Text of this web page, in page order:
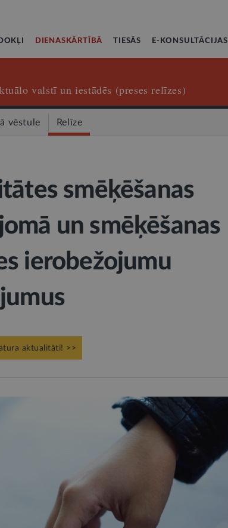
DIENASKĀRTĪBĀ TIESĀS E-KONSULTĀCIJAS
valstī un iestādēs (preses relīzes)
vēstule Relīze
smēķēšanas
un smēķēšanas
ierobežojumu
aktualitāti! >>